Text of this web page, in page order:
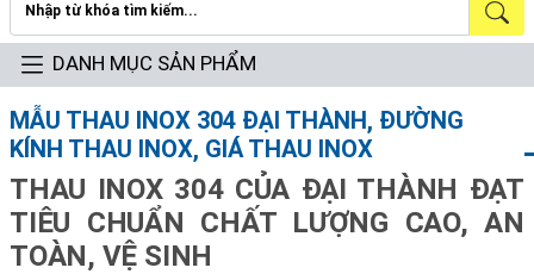
DANH MỤC SẢN PHẨM
MẪU THAU INOX 304 ĐẠI THÀNH, ĐƯỜNG
KÍNH THAU INOX, GIÁ THAU INOX
THAU INOX 304 CỦA ĐẠI THÀNH ĐẠT
TIÊU CHUẨN CHẤT LƯỢNG CAO, AN
TOÀN, VỆ SINH